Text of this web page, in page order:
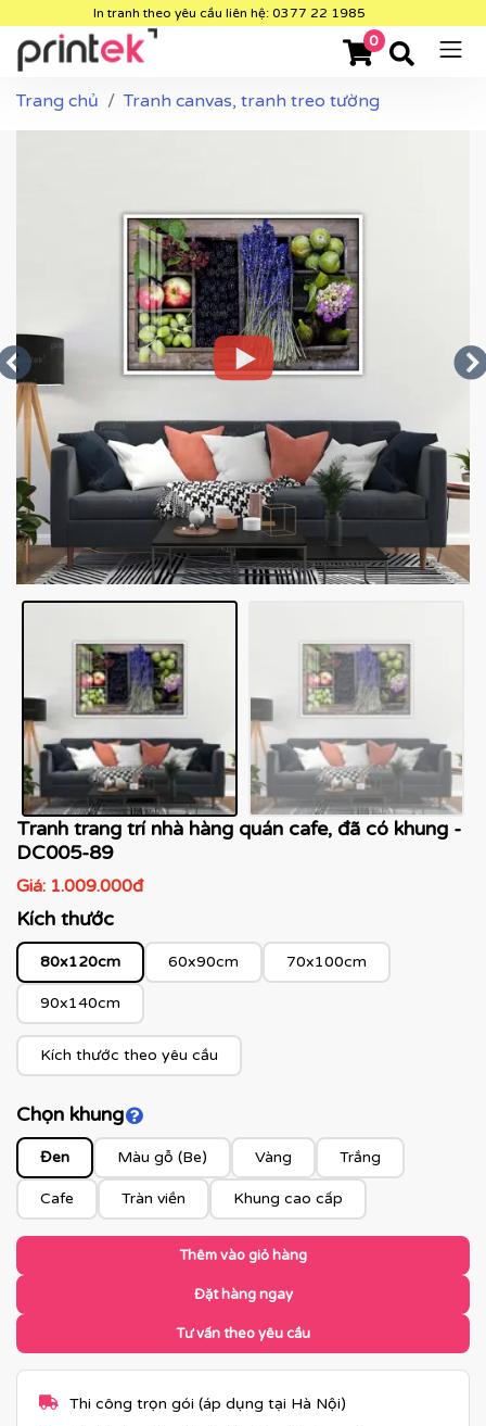
In tranh theo yêu cầu liên hệ: 0377 22 1985
0
Trang chủ Tranh canvas, tranh treo tường
Tranh trang trí nhà hàng quán cafe, đã có khung -
DC005-89
Giá: 1.009.000đ
Kích thước
80x120cm 60x90cm 70x100cm
90x140cm
Kích thước theo yêu cầu
Chọn khungClick để xem màu khung
Đen Màu gỗ (Be) Vàng Trắng
Cafe Tràn viền Khung cao cấp
Thêm vào giỏ hàng
Đặt hàng ngay
Tư vấn theo yêu cầu
Thi công trọn gói (áp dụng tại Hà Nội)